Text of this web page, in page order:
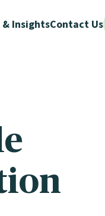
& InsightsContact Us